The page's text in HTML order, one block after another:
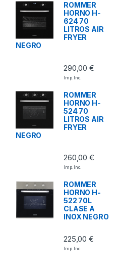
ROMMER
HORNO H-
624 70
LITROS AIR
FRYER
NEGRO
290,00€
Imp. Inc.
ROMMER
HORNO H-
524 70
LITROS AIR
FRYER
NEGRO
260,00€
Imp. Inc.
ROMMER
HORNO H-
522 70L
CLASE A
INOX NEGRO
225,00€
Imp. Inc.